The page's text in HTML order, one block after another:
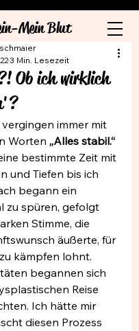
Mein Blut
Ob ich wirklich
3 Min. Lesezeit
immer mit
Worten „Alles stabil.“
bestimmte Zeit mit
und Tiefen bis ich
begann ein
zu spüren, gefolgt
Stimme, die
äußerte, für
kämpfen lohnt.
begannen sich
Reise
Ich hätte mir
diesen Prozess